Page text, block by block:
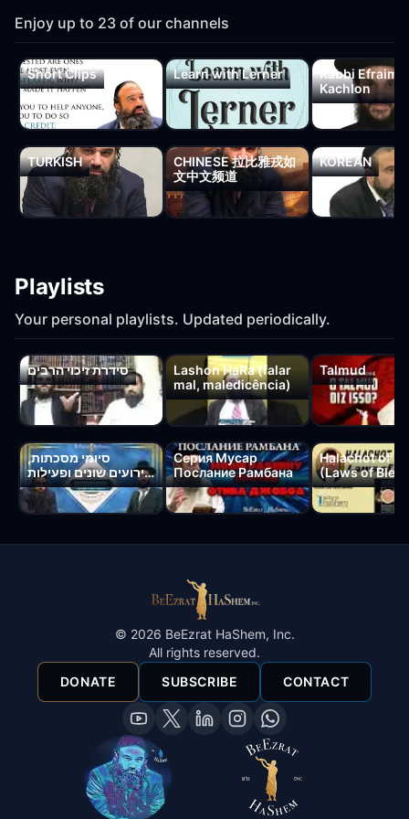
Enjoy up to 23 of our channels
Short Clips Learn with Lerner
Rabbi Efraim
Kachlon
TURKISH
CHINESE 拉比雅戎如
文中文频道
KOREAN
Playlists
Your personal playlists. Updated periodically.
סידרת זיכוי הרבים
Lashon HaRa (falar
mal, maledicência)
Talmud
סיומי מסכתות,
אירועים שונים ופעילות
ארגון בעזרת השם
Серия Мусар
Послание Рамбана
Halachot of
(Laws of
© 2026 BeEzrat HaShem, Inc.
All rights reserved.
DONATE
SUBSCRIBE CONTACT